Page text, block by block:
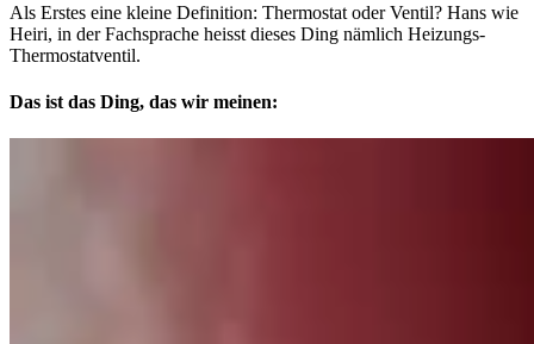
Als Erstes eine kleine Definition: Thermostat oder Ventil? Hans wie
Heiri, in der Fachsprache heisst dieses Ding nämlich Heizungs-
Thermostatventil.
Das ist das Ding, das wir meinen: